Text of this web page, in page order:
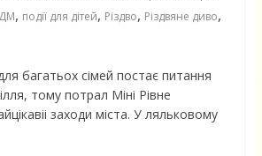
, події для дітей, Різдво, Різдвяне диво,
багатьох сімей постає питання
тому потрал Міні Рівне
заходи міста. У ляльковому